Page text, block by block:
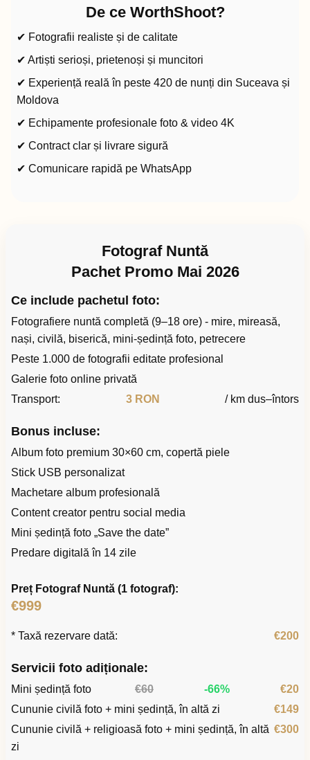
De ce WorthShoot?
✔ Fotografii realiste și de calitate
✔ Artiști serioși, prietenoși și muncitori
✔ Experiență reală în peste 420 de nunți din Suceava și
Moldova
✔ Echipamente profesionale foto & video 4K
✔ Contract clar și livrare sigură
✔ Comunicare rapidă pe WhatsApp
Fotograf Nuntă
Pachet Promo Mai 2026
Ce include pachetul foto:
Fotografiere nuntă completă (9–18 ore) - mire, mireasă,
nași, civilă, biserică, mini-ședință foto, petrecere
Peste 1.000 de fotografii editate profesional
Galerie foto online privată
Transport:
3 RON / km dus–întors
Bonus incluse:
Album foto premium 30×60 cm, copertă piele
Stick USB personalizat
Machetare album profesională
Content creator pentru social media
Mini ședință foto „Save the date”
Predare digitală în 14 zile
Preț Fotograf Nuntă (1 fotograf):
€999
* Taxă rezervare dată: €200
Servicii foto adiționale:
Mini ședință foto €60 -66%
€20
Cununie civilă foto + mini ședință, în altă zi
€149
Cununie civilă + religioasă foto + mini ședință, în altă
zi
€300